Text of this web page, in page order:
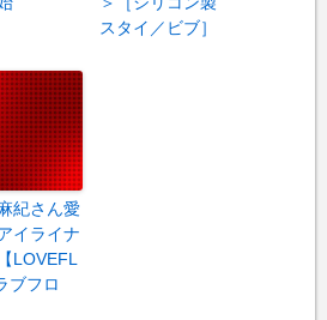
スタイ／ビブ］
紀さん愛
イライナ
LOVEFL
ブフロ